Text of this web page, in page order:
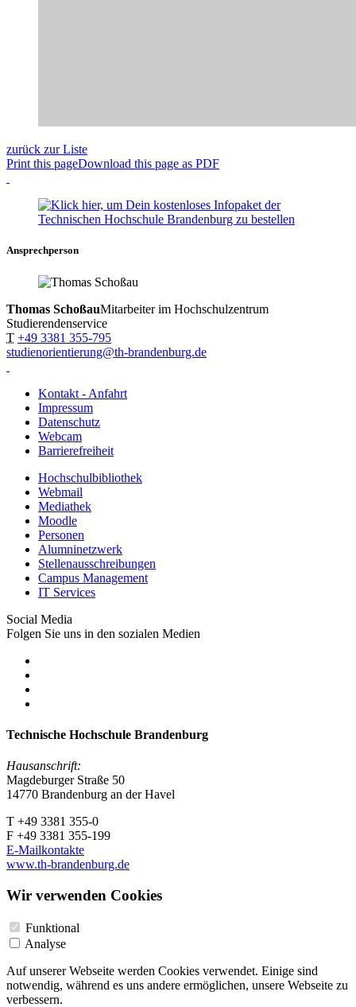
zurück zur Liste
Print this pageDownload this page as PDF
Ansprechperson
Thomas SchoßauMitarbeiter im Hochschulzentrum
Studierendenservice
T +49 3381 355-795
studienorientierung@th-brandenburg.de
Kontakt - Anfahrt
Impressum
Datenschutz
Webcam
Barrierefreiheit
Hochschulbibliothek
Webmail
Mediathek
Moodle
Personen
Alumninetzwerk
Stellenausschreibungen
Campus Management
IT Services
Social Media
Folgen Sie uns in den sozialen Medien
Technische Hochschule Brandenburg
Hausanschrift:
Magdeburger Straße 50
14770 Brandenburg an der Havel
T +49 3381 355-0
F +49 3381 355-199
E-Mailkontakte
www.th-brandenburg.de
Wir verwenden Cookies
Funktional
Analyse
Auf unserer Webseite werden Cookies verwendet. Einige sind
notwendig, während es uns andere ermöglichen, unsere Webseite zu
verbessern.